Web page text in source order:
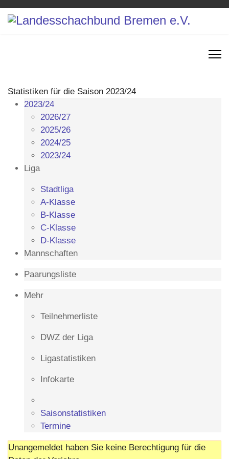
Statistiken für die Saison 2023/24
2023/24
2026/27
2025/26
2024/25
2023/24
Liga
Stadtliga
A-Klasse
B-Klasse
C-Klasse
D-Klasse
Mannschaften
Paarungsliste
Mehr
Teilnehmerliste
DWZ der Liga
Ligastatistiken
Infokarte
Saisonstatistiken
Termine
Unangemeldet haben Sie keine Berechtigung für die